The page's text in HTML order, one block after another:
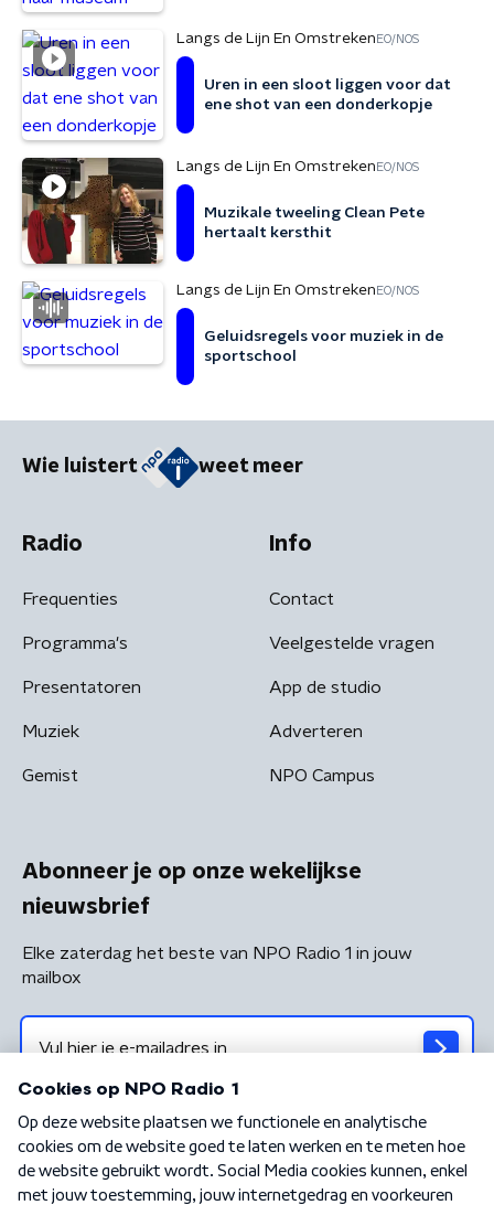
Langs de Lijn En Omstreken EO/NOS
Uren in een sloot liggen voor dat
ene shot van een donderkopje
Langs de Lijn En Omstreken EO/NOS
Muzikale tweeling Clean Pete
hertaalt kersthit
Langs de Lijn En Omstreken EO/NOS
Geluidsregels voor muziek in de
sportschool
Wie luistert weet meer
Radio
Frequenties
Programma's
Presentatoren
Muziek
Gemist
Info
Contact
Veelgestelde vragen
App de studio
Adverteren
NPO Campus
Abonneer je op onze wekelijkse
nieuwsbrief
Elke zaterdag het beste van NPO Radio 1 in jouw
mailbox
Algemene voorwaarden